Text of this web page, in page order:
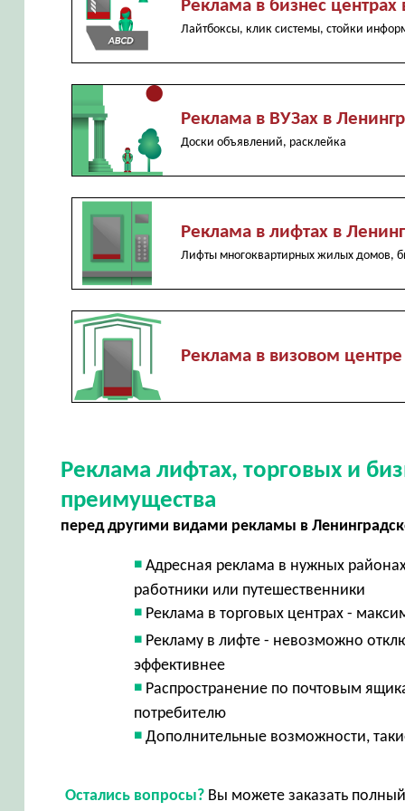
Реклама в бизнес
Лайтбоксы, клик системы, стойки
Реклама в ВУЗах в
Доски объявлений, расклейка
Реклама в лифтах в
Лифты многоквартирных жилых домов,
Реклама в визовом центре
Реклама лифтах, торговых и
преимущества
перед другими видами рекламы в
Адресная реклама в нужных
работники или путешественники
Реклама в торговых центрах -
Рекламу в лифте - невозможно
эффективнее
Распространение по почтовым
потребителю
Дополнительные возможности,
Остались вопросы? Вы можете заказать